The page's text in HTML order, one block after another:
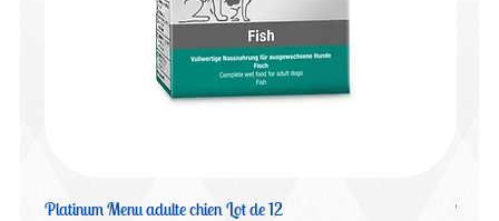
Platinum Menu adulte chien Lot de 12